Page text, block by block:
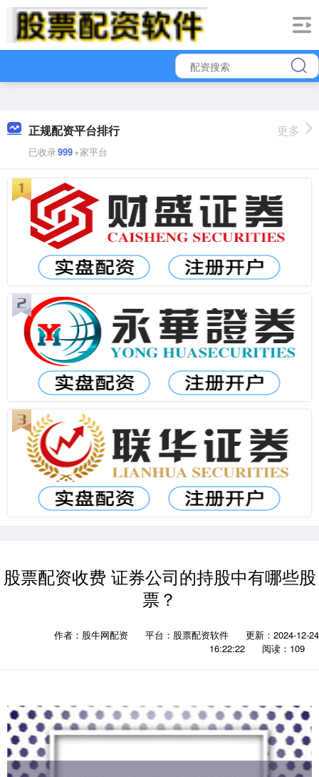
正规配资平台排行
已收录999+家平台
更多
股票配资收费 证券公司的持股中有哪些股
票？
作者：股牛网配资 平台：股票配资软件
更新：2024-12-24
16:22:22
阅读：109